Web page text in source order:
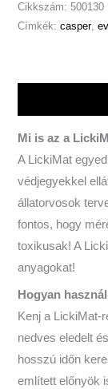
Cikkszám:500130
Címkék:casper,
Mi is az a
A LickiMat
védjegyekkel
állatorvosok
fontos, hogy
toxikusak! A
anyagokat!
Hogyan
Kenj a LickiMat-
nedves eledelt
hosszú időn
említett előnyök